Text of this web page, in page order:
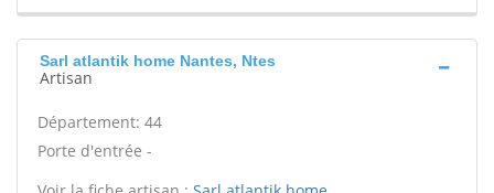
Sarl atlantik home Nantes, Ntes
Artisan
Département: 44
Porte d'entrée -